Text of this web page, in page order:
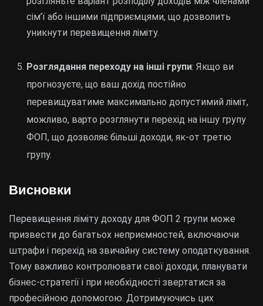
сім’ї або іншими підприємцями, що дозволить
уникнути перевищення ліміту.
Розглядання переходу на інші групи: Якщо ви
прогнозуєте, що ваш дохід постійно
перевищуватиме максимально допустимий ліміт,
можливо, варто розглянути перехід на іншу групу
ФОП, що дозволяє більші доходи, як-от третю
групу.
Висновки
Перевищення ліміту доходу для ФОП 2 групи може
призвести до багатьох неприємностей, включаючи
штрафи і перехід на звичайну систему оподаткування.
Тому важливо контролювати свої доходи, планувати
бізнес-стратегії і при необхідності звертатися за
професійною допомогою. Дотримуючись цих